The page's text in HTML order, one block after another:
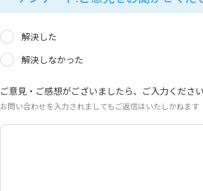
解決した
解決しなかった
ご意見・ご感想がございましたら、ご入力ください
お問い合わせを入力されましてもご返信はいたしかねます